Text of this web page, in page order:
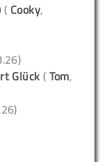
( Cooky,
Glück ( Tom,